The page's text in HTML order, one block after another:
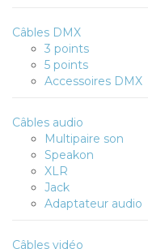
Câbles DMX
3 points
5 points
Accessoires DMX
Câbles audio
Multipaire son
Speakon
XLR
Jack
Adaptateur audio
Câbles vidéo